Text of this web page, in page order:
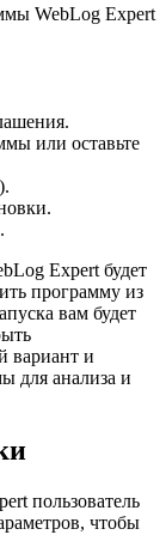
WebLog Expert
или оставьте
Expert будет
программу из
вам будет
вариант и
для анализа и
пользователь
чтобы